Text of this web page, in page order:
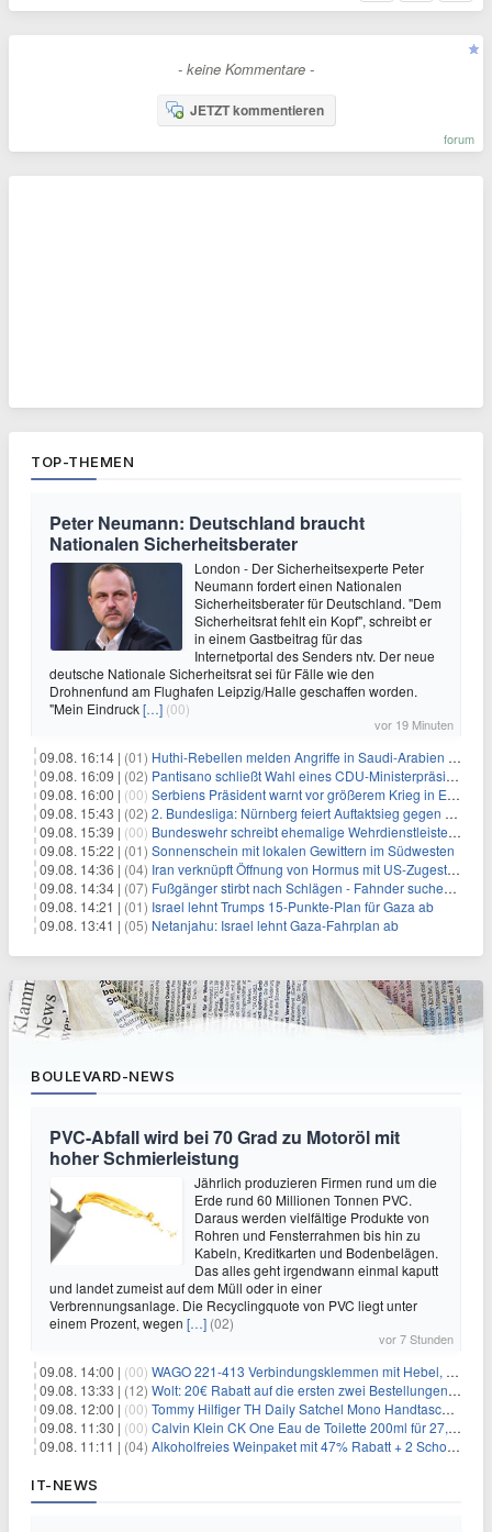
- keine Kommentare -
JETZT kommentieren
forum
TOP-THEMEN
Peter Neumann: Deutschland braucht
Nationalen Sicherheitsberater
London - Der Sicherheitsexperte Peter
Neumann fordert einen Nationalen
Sicherheitsberater für Deutschland. "Dem
Sicherheitsrat fehlt ein Kopf", schreibt er
in einem Gastbeitrag für das
Internetportal des Senders ntv. Der neue
deutsche Nationale Sicherheitsrat sei für Fälle wie den
Drohnenfund am Flughafen Leipzig/Halle geschaffen worden.
"Mein Eindruck[…] (00)
vor 19 Minuten
09.08. 16:14 | (01) Huthi-Rebellen melden Angriffe in Saudi-Arabien und im Jemen
09.08. 16:09 | (02) Pantisano schließt Wahl eines CDU-Ministerpräsident nicht aus
09.08. 16:00 | (00) Serbiens Präsident warnt vor größerem Krieg in Europa
09.08. 15:43 | (02) 2. Bundesliga: Nürnberg feiert Auftaktsieg gegen Dresden
09.08. 15:39 | (00) Bundeswehr schreibt ehemalige Wehrdienstleistende an
09.08. 15:22 | (01) Sonnenschein mit lokalen Gewittern im Südwesten
09.08. 14:36 | (04) Iran verknüpft Öffnung von Hormus mit US-Zugeständnissen
09.08. 14:34 | (07) Fußgänger stirbt nach Schlägen - Fahnder suchen Autofahrer
09.08. 14:21 | (01) Israel lehnt Trumps 15-Punkte-Plan für Gaza ab
09.08. 13:41 | (05) Netanjahu: Israel lehnt Gaza-Fahrplan ab
BOULEVARD-NEWS
PVC-Abfall wird bei 70 Grad zu Motoröl mit
hoher Schmierleistung
Jährlich produzieren Firmen rund um die
Erde rund 60 Millionen Tonnen PVC.
Daraus werden vielfältige Produkte von
Rohren und Fensterrahmen bis hin zu
Kabeln, Kreditkarten und Bodenbelägen.
Das alles geht irgendwann einmal kaputt
und landet zumeist auf dem Müll oder in einer
Verbrennungsanlage. Die Recyclingquote von PVC liegt unter
einem Prozent, wegen […] (02)
vor 7 Stunden
09.08. 14:00 | (00) WAGO 221-413 Verbindungsklemmen mit Hebel, 50 Stück für 14,99€
09.08. 13:33 | (12) Wolt: 20€ Rabatt auf die ersten zwei Bestellungen für Neukunden
09.08. 12:00 | (00) Tommy Hilfiger TH Daily Satchel Mono Handtasche für 73,97€
09.08. 11:30 | (00) Calvin Klein CK One Eau de Toilette 200ml für 27,99€
09.08. 11:11 | (04) Alkoholfreies Weinpaket mit 47% Rabatt + 2 Schott Zwiesel Gläser GRATIS für 29,99€
IT-NEWS